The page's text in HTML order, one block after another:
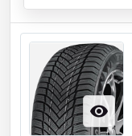

Kiekis